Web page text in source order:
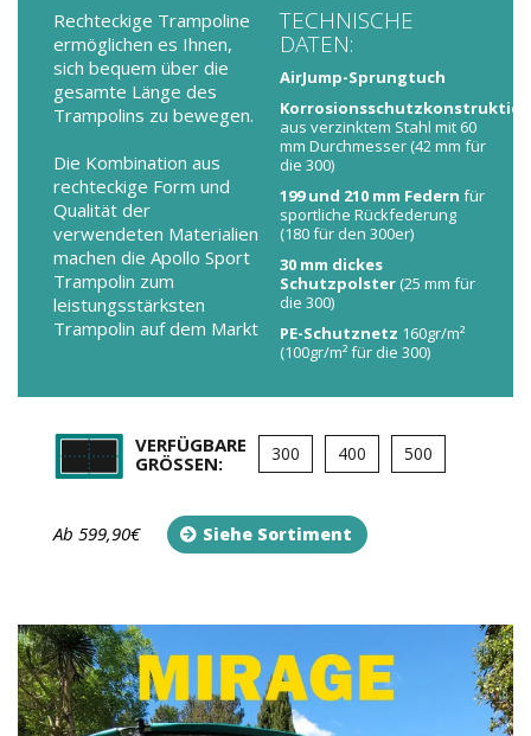
Rechteckige Trampoline
ermöglichen es Ihnen,
sich bequem über die
gesamte Länge des
Trampolins zu bewegen.
Die Kombination aus
rechteckige Form und
Qualität der
verwendeten Materialien
machen die Apollo Sport
Trampolin zum
leistungsstärksten
Trampolin auf dem Markt
TECHNISCHE
DATEN:
AirJump-Sprungtuch
aus verzinktem Stahl mit 60
mm Durchmesser (42 mm für
die 300)
199 und 210 mm Federnfür
sportliche Rückfederung
(180 für den 300er)
30 mm dickes
Schutzpolster (25 mm für
die 300)
PE-Schutznetz 160gr/m²
(100gr/m² für die 300)
VERFÜGBARE
GRÖSSEN:
300 400 500
Ab 599,90€ Siehe Sortiment